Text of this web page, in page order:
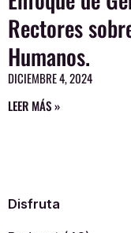
Rectores
Humanos.
DICIEMBRE 4, 2024
LEER MÁS »
Disfruta